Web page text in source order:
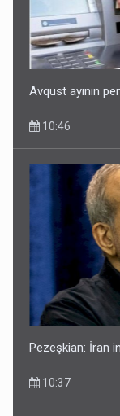
Avqust ayının
10:46
Pezeşkian: İran
10:37